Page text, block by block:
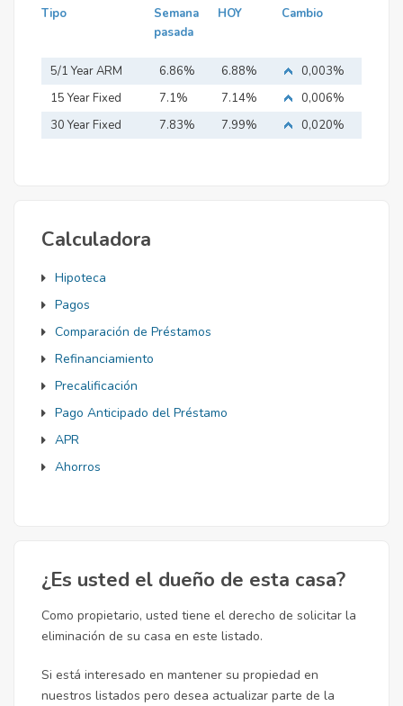
Tipo
Semana
pasada
HOY Cambio
5/1 Year ARM 6.86% 6.88%
0,003%
15 Year Fixed
Mortgage
7.1% 7.14%
0,006%
30 Year Fixed
7.83% 7.99% 0,020%
Calculadora
Hipoteca
Pagos
Comparación de Préstamos
Refinanciamiento
Precalificación
Pago Anticipado del Préstamo
APR
Ahorros
¿Es usted el dueño de esta casa?
Como propietario, usted tiene el derecho de solicitar la
eliminación de su casa en este listado.
Si está interesado en mantener su propiedad en
nuestros listados pero desea actualizar parte de la